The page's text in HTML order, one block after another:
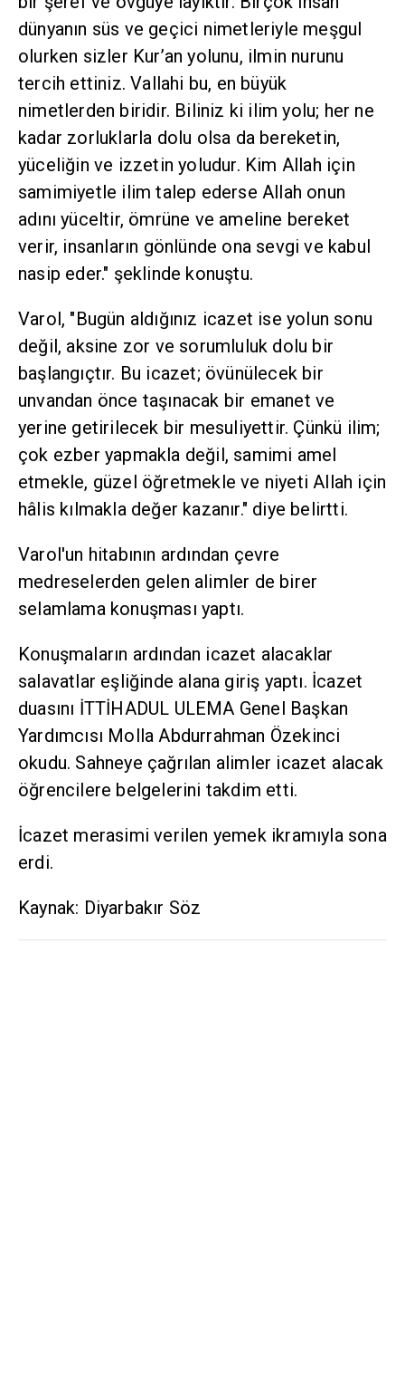
dünyanın süs ve geçici nimetleriyle meşgul
olurken sizler Kur’an yolunu, ilmin nurunu
tercih ettiniz. Vallahi bu, en büyük
nimetlerden biridir. Biliniz ki ilim yolu; her ne
kadar zorluklarla dolu olsa da bereketin,
yüceliğin ve izzetin yoludur. Kim Allah için
samimiyetle ilim talep ederse Allah onun
adını yüceltir, ömrüne ve ameline bereket
verir, insanların gönlünde ona sevgi ve kabul
nasip eder." şeklinde konuştu.
Varol, "Bugün aldığınız icazet ise yolun sonu
değil, aksine zor ve sorumluluk dolu bir
başlangıçtır. Bu icazet; övünülecek bir
unvandan önce taşınacak bir emanet ve
yerine getirilecek bir mesuliyettir. Çünkü ilim;
çok ezber yapmakla değil, samimi amel
etmekle, güzel öğretmekle ve niyeti Allah için
hâlis kılmakla değer kazanır." diye belirtti.
Varol'un hitabının ardından çevre
medreselerden gelen alimler de birer
selamlama konuşması yaptı.
Konuşmaların ardından icazet alacaklar
salavatlar eşliğinde alana giriş yaptı. İcazet
duasını İTTİHADUL ULEMA Genel Başkan
Yardımcısı Molla Abdurrahman Özekinci
okudu. Sahneye çağrılan alimler icazet alacak
öğrencilere belgelerini takdim etti.
İcazet merasimi verilen yemek ikramıyla sona
erdi.
Kaynak: Diyarbakır Söz